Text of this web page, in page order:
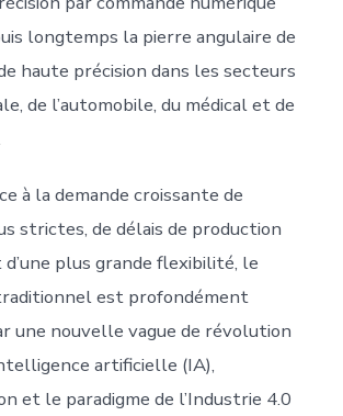
longtemps la pierre angulaire de
haute précision dans les secteurs
de l’automobile, du médical et de
à la demande croissante de
strictes, de délais de production
plus grande flexibilité, le
est profondément
une nouvelle vague de révolution
artificielle (IA),
et le paradigme de l’Industrie 4.0